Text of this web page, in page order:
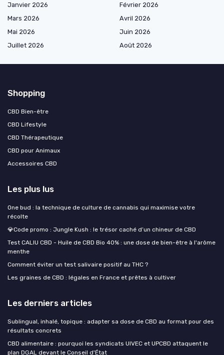
Janvier 2026
Février 2026
Mars 2026
Avril 2026
Mai 2026
Juin 2026
Juillet 2026
Août 2026
Shopping
CBD Bien-être
CBD Lifestyle
CBD Thérapeutique
CBD pour Animaux
Accessoires CBD
Les plus lus
One bud : la technique de culture de cannabis qui maximise votre
récolte
💎Code promo : Jungle Kush : le trésor caché d’un chineur de CBD
Test CALIU CBD - Huile de CBD Bio 40% : une dose de bien-être à l'arôme
menthe
Comment éviter un test salivaire positif au THC ?
Les graines de CBD : légales en France et prêtes à cultiver
Les derniers articles
Sublingual, inhalé, topique : adapter sa dose de CBD au format pour des
résultats concrets
CBD alimentaire : pourquoi les syndicats UIVEC et UPCBD attaquent le
plan DGAL devant le Conseil d'État